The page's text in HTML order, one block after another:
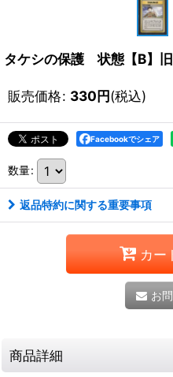
タケシの保護 状態【B】
販売価格: 330円(税込)
Facebookでシェア
数量:
返品特約に関する重要事項
カー
お
商品詳細